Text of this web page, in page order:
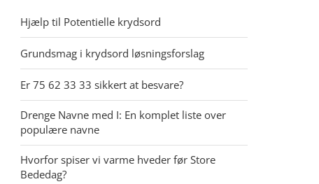
Hjælp til Potentielle krydsord
Grundsmag i krydsord løsningsforslag
Er 75 62 33 33 sikkert at besvare?
Drenge Navne med I: En komplet liste over
populære navne
Hvorfor spiser vi varme hveder før Store
Bededag?